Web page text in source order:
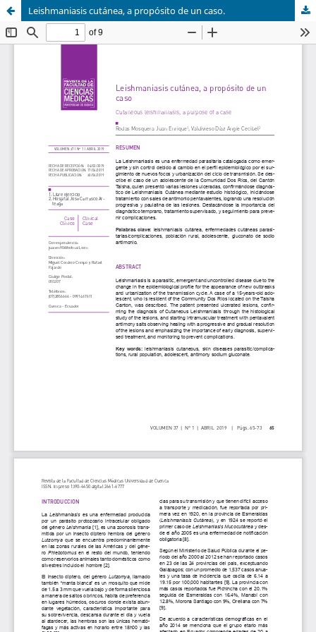
Leishmaniasis cutánea, a propósito de un caso.